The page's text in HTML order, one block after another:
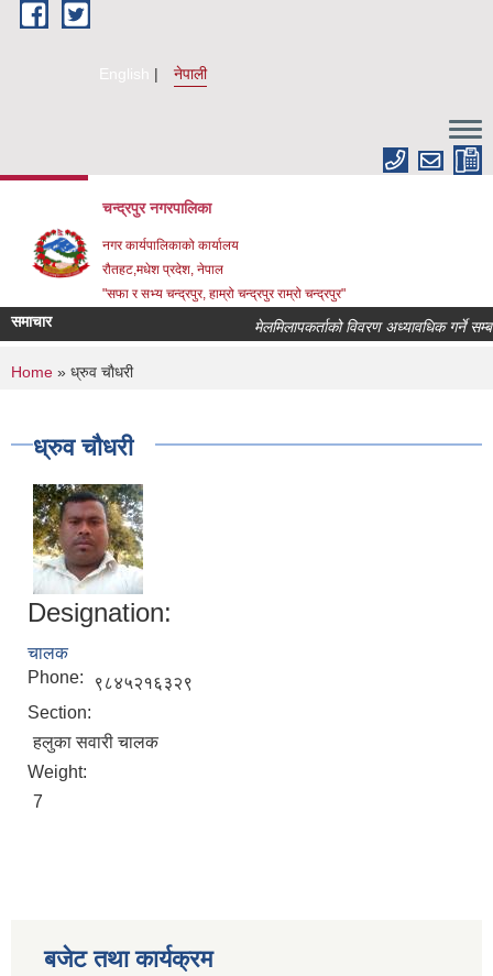
Skip to main content
English नेपाली
चन्द्रपुर नगरपालिका
नगर कार्यपालिकाको कार्यालय
रौतहट,मधेश प्रदेश, नेपाल
"सफा र सभ्य चन्द्रपुर, हाम्रो चन्द्रपुर राम्रो चन्द्रपुर"
समाचार मेलमिलापकर्ताको विवरण अध्यावधिक गर्ने
You are here
Home » ध्रुव चाैधरी
ध्रुव चाैधरी
Designation:
चालक
Phone:
९८४५२१६३२९
Section:
हलुका सवारी चालक
Weight:
7
बजेट तथा कार्यक्रम